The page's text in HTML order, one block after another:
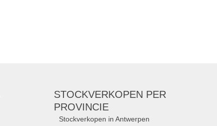
STOCKVERKOPEN PER
PROVINCIE
Stockverkopen in Antwerpen